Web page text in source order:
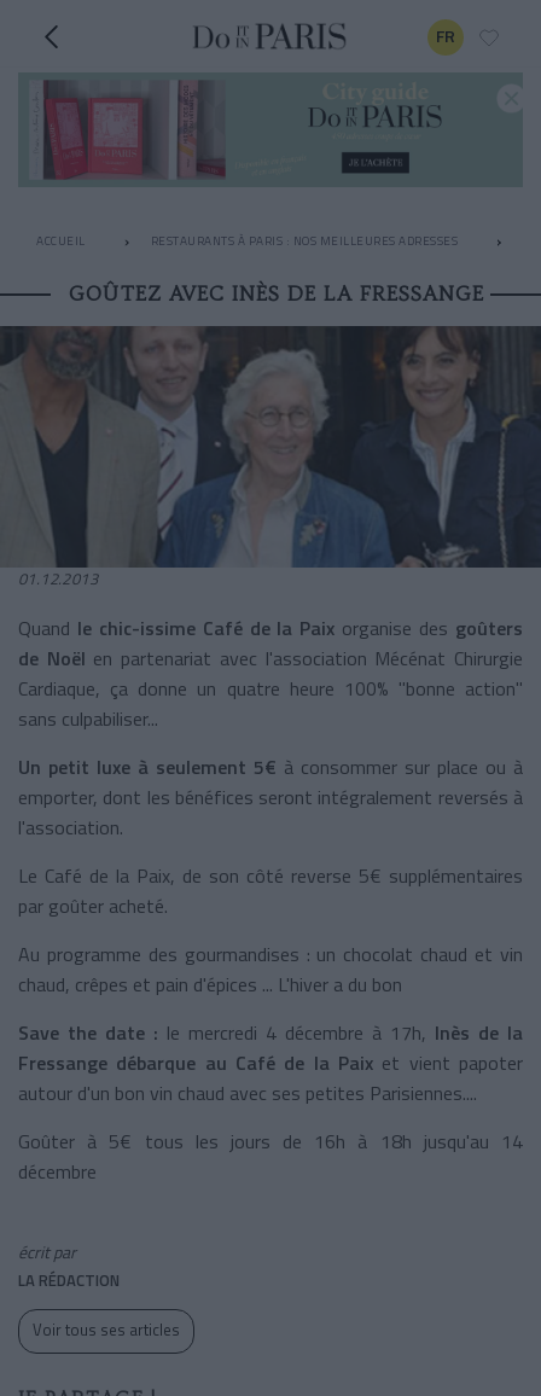
FR
ACCUEIL RESTAURANTS À PARIS : NOS MEILLEURES ADRESSES
GOÛTEZ AVEC INÈS DE LA FRESSANGE
01.12.2013
Quand le chic-issime Café de la Paix organise des goûters
de Noël en partenariat avec l'association Mécénat Chirurgie
Cardiaque, ça donne un quatre heure 100% "bonne action"
sans culpabiliser...
Un petit luxe à seulement 5€ à consommer sur place ou à
emporter, dont les bénéfices seront intégralement reversés à
l'association.
Le Café de la Paix, de son côté reverse 5€ supplémentaires
par goûter acheté.
Au programme des gourmandises : un chocolat chaud et vin
chaud, crêpes et pain d'épices ... L'hiver a du bon
Save the date : le mercredi 4 décembre à 17h, Inès de la
Fressange débarque au Café de la Paix et vient papoter
autour d'un bon vin chaud avec ses petites Parisiennes....
Goûter à 5€ tous les jours de 16h à 18h jusqu'au 14
décembre
écrit par
LA RÉDACTION
Voir tous ses articles